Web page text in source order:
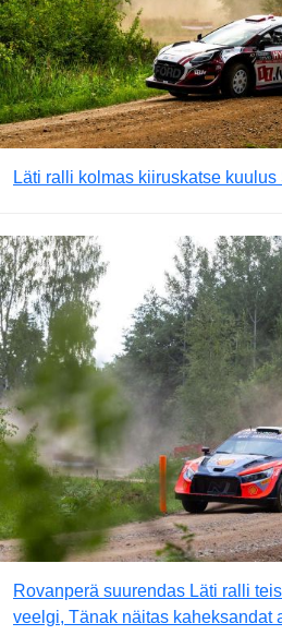
Läti ralli kolmas kiiruskatse
Rovanperä suurendas Läti ralli
veelgi, Tänak näitas kaheksandat